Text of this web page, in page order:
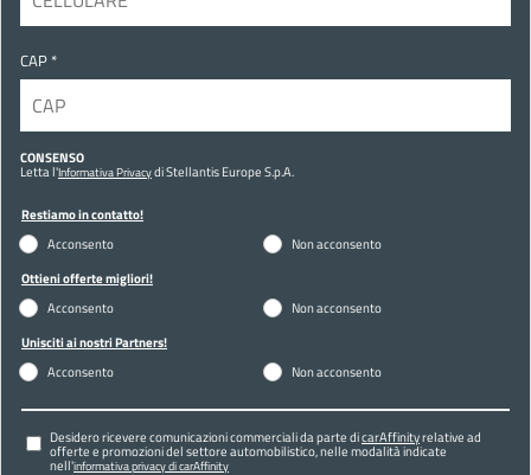
CAP *
CONSENSO
Letta l'Informativa Privacydi Stellantis Europe S.p.A.
Restiamo in contatto!
Acconsento Non acconsento
Ottieni offerte migliori!
Acconsento Non acconsento
Unisciti ai nostri Partners!
Acconsento Non acconsento
Desidero ricevere comunicazioni commerciali da parte dicarAffinityrelative ad
offerte e promozioni del settore automobilistico, nelle modalità indicate
nell'informativa privacy di carAffinity